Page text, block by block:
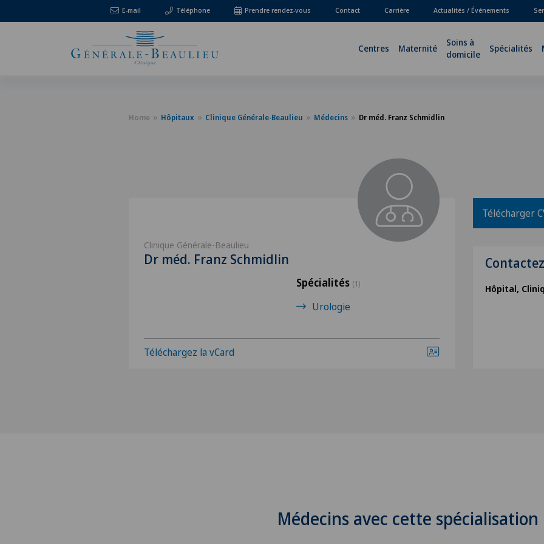
E-mail Téléphone Prendre rendez-vous Contact Carrière Actualités / Événements
Centres Maternité
Soins à
domicile
Spécialités
Home Hôpitaux Clinique Générale-Beaulieu Médecins Dr méd. Franz Schmidlin
Clinique Générale-Beaulieu
Dr méd. Franz Schmidlin
Spécialités (1)
Urologie
Téléchargez la vCard
Télécharger
Hôpital,
Médecins avec cette spécialisation